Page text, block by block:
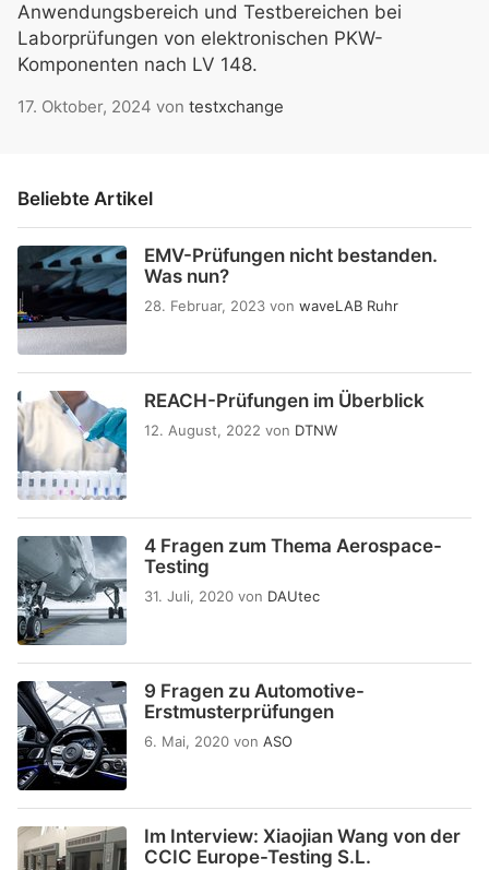
Anwendungsbereich und Testbereichen bei
Laborprüfungen von elektronischen PKW-
Komponenten nach LV 148.
17. Oktober, 2024 von testxchange
Beliebte Artikel
EMV-Prüfungen nicht bestanden.
Was nun?
28. Februar, 2023 von waveLAB Ruhr
REACH-Prüfungen im Überblick
12. August, 2022 von DTNW
4 Fragen zum Thema Aerospace-
Testing
31. Juli, 2020 von DAUtec
9 Fragen zu Automotive-
Erstmusterprüfungen
6. Mai, 2020 von ASO
Im Interview: Xiaojian Wang von der
CCIC Europe-Testing S.L.